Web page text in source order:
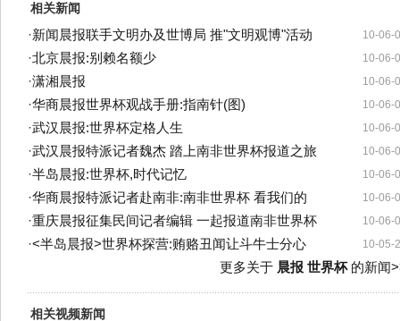
相关新闻
10-06-
·新闻晨报联手文明办及世博局 推"文明观博"活动
10-06-
·北京晨报:别赖名额少
10-06-
·潇湘晨报
10-06-
·华商晨报世界杯观战手册:指南针(图)
10-06-
·武汉晨报:世界杯定格人生
10-06-
·武汉晨报特派记者魏杰 踏上南非世界杯报道之旅
10-06-
·半岛晨报:世界杯,时代记忆
10-06-
·华商晨报特派记者赴南非:南非世界杯 看我们的
10-06-
·重庆晨报征集民间记者编辑 一起报道南非世界杯
10-05-
·<半岛晨报>世界杯探营:贿赂丑闻让斗牛士分心
更多关于 晨报 世界杯的新闻
相关视频新闻